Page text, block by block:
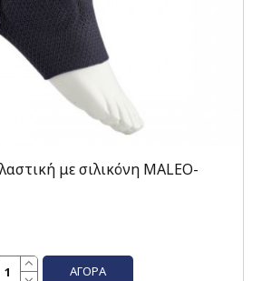
με σιλικόνη MALEO-
ΑΓΟΡΆ